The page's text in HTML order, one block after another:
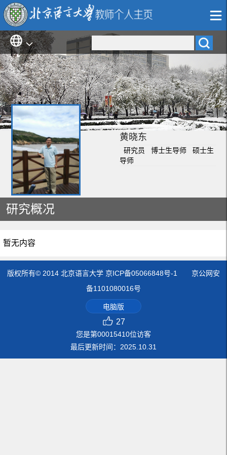
黄晓东
研究员 博士生导师 硕士生
导师
研究概况
暂无内容
版权所有© 2014 北京语言大学 京ICP备05066848号-1 京公网安
备1101080016号
电脑版
27
您是第00015410位访客
最后更新时间： 2025.10.31